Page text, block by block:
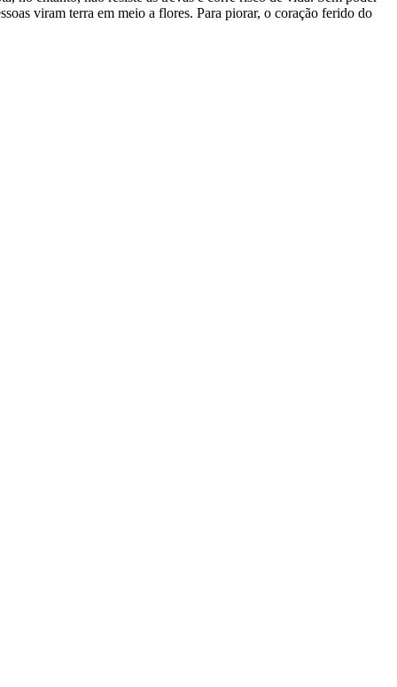
viram terra em meio a flores. Para piorar, o coração ferido do